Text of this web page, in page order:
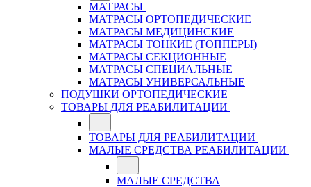
МАТРАСЫ
МАТРАСЫ ОРТОПЕДИЧЕСКИЕ
МАТРАСЫ МЕДИЦИНСКИЕ
МАТРАСЫ ТОНКИЕ (ТОППЕРЫ)
МАТРАСЫ СЕКЦИОННЫЕ
МАТРАСЫ СПЕЦИАЛЬНЫЕ
МАТРАСЫ УНИВЕРСАЛЬНЫЕ
ПОДУШКИ ОРТОПЕДИЧЕСКИЕ
ТОВАРЫ ДЛЯ РЕАБИЛИТАЦИИ
ТОВАРЫ ДЛЯ РЕАБИЛИТАЦИИ
МАЛЫЕ СРЕДСТВА РЕАБИЛИТАЦИИ
МАЛЫЕ СРЕДСТВА